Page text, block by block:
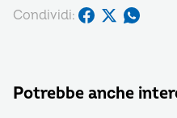
Condividi:
Potrebbe anche